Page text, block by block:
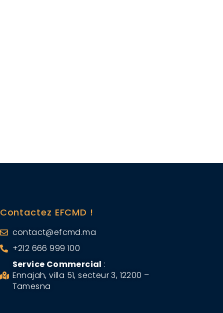
Contactez EFCMD !
contact@efcmd.ma
+212 666 999 100
Service Commercial :
Ennajah, villa 51, secteur 3, 12200 –
Tamesna